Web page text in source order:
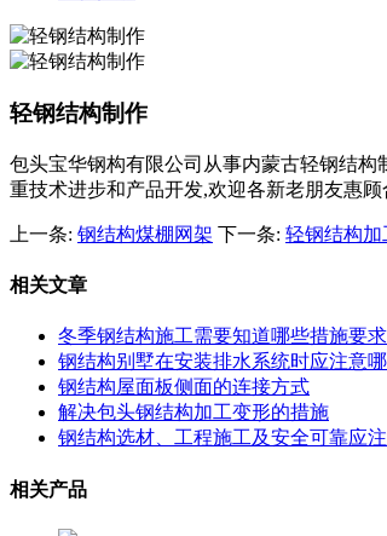
轻钢结构制作
包头宝华钢构有限公司从事内蒙古轻钢结
重技术进步和产品开发,欢迎各新老朋友惠顾
上一条: 钢结构煤棚网架 下一条: 轻钢结构加
相关文章
冬季钢结构施工需要知道哪些措施要求
钢结构别墅在安装排水系统时应注意
钢结构屋面板侧面的连接方式
解决包头钢结构加工变形的措施
钢结构选材、工程施工及安全可靠应
相关产品